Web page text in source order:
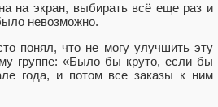
на экран, выбирать всё еще раз и
невозможно.
понял, что не могу улучшить эту
группе: «Было бы круто, если бы
года, и потом все заказы к ним